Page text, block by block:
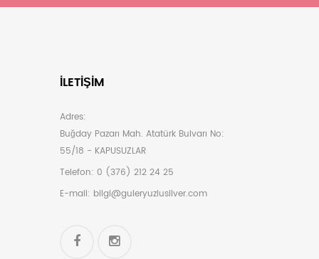
İLETIŞIM
Adres:
Buğday Pazarı Mah. Atatürk Bulvarı No:
55/18 - KAPUSUZLAR
Telefon: 0 (376) 212 24 25
E-mail: bilgi@guleryuzlusilver.com